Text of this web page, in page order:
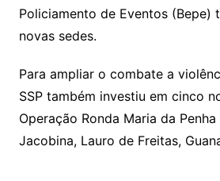
Policiamento de Eventos (Bepe)
novas sedes.
Para ampliar o combate a
SSP também investiu em cinco
Operação Ronda Maria da Penha
Jacobina, Lauro de Freitas,